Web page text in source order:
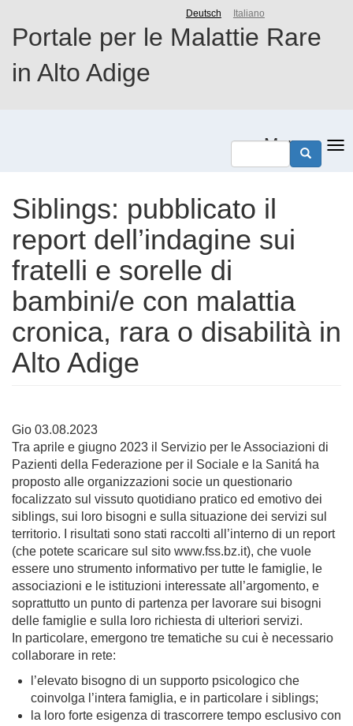
contenuto
principale
Deutsch Italiano
Portale per le Malattie Rare
in Alto Adige
Menu
Siblings: pubblicato il
report dell’indagine sui
fratelli e sorelle di
bambini/e con malattia
cronica, rara o disabilità in
Alto Adige
Gio 03.08.2023
Tra aprile e giugno 2023 il Servizio per le Associazioni di
Pazienti della Federazione per il Sociale e la Sanitá ha
proposto alle organizzazioni socie un questionario
focalizzato sul vissuto quotidiano pratico ed emotivo dei
siblings, sui loro bisogni e sulla situazione dei servizi sul
territorio. I risultati sono stati raccolti all’interno di un report
(che potete scaricare sul sito www.fss.bz.it), che vuole
essere uno strumento informativo per tutte le famiglie, le
associazioni e le istituzioni interessate all’argomento, e
soprattutto un punto di partenza per lavorare sui bisogni
delle famiglie e sulla loro richiesta di ulteriori servizi.
In particolare, emergono tre tematiche su cui è necessario
collaborare in rete:
l’elevato bisogno di un supporto psicologico che
coinvolga l’intera famiglia, e in particolare i siblings;
la loro forte esigenza di trascorrere tempo esclusivo con